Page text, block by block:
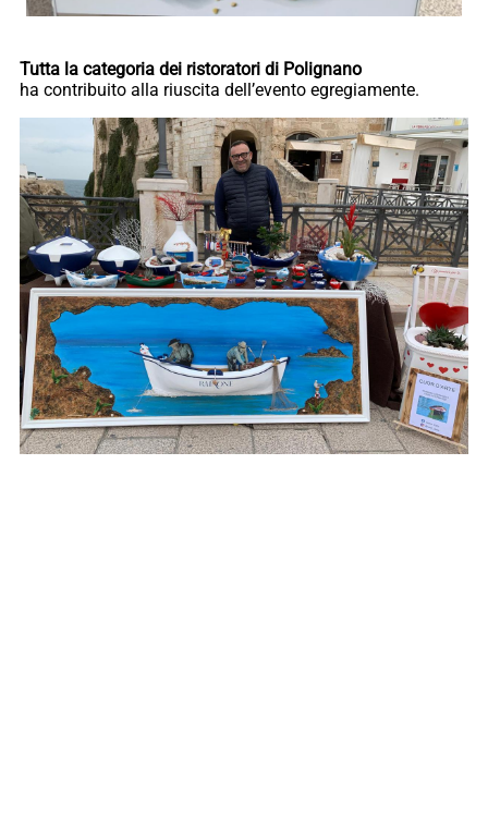
Tutta la categoria dei ristoratori di Polignano
ha contribuito alla riuscita dell’evento egregiamente.